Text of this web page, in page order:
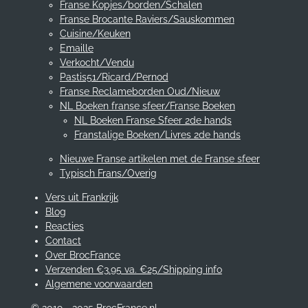
Franse Kopjes/borden/Schalen
Franse Brocante Raviers/Sauskommen
Cuisine/Keuken
Emaille
Verkocht/Vendu
Pastis51/Ricard/Pernod
Franse Reclameborden Oud/Nieuw
NL Boeken franse sfeer/Franse Boeken
NL Boeken Franse Sfeer 2de hands
Franstalige Boeken/Livres 2de hands
Nieuwe Franse artikelen met de Franse sfeer
Typisch Frans/Overig
Vers uit Frankrijk
Blog
Reacties
Contact
Over BrocFrance
Verzenden €3.95 va. €25/Shipping info
Algemene voorwaarden